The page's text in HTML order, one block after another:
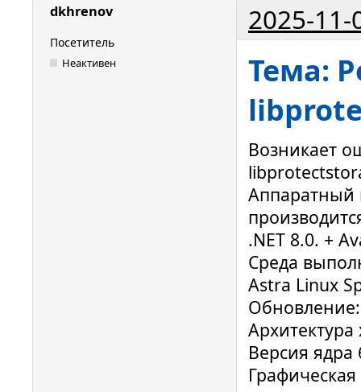
dkhrenov 2025-11-
Посетитель
Неактивен
Тема:
Возникает
Аппаратный
.NET 8.0. +
Среда
Astra Linux
Версия ядра